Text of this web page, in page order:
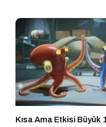
Kısa Ama Etkisi Büyük